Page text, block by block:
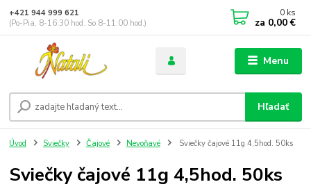
Menu
Hľadať
+421 944 999 621
(Po-Pia, 8-16:30 hod. So 8-11:00 hod.)
0 ks
za 0,00 €
Úvod Sviečky Čajové Nevoňavé Sviečky čajové 11g 4,5hod. 50ks
Sviečky čajové 11g 4,5hod. 50ks